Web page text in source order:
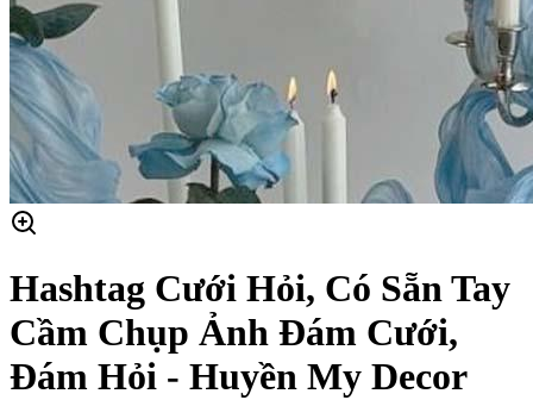
Hashtag Cưới Hỏi, Có Sẵn Tay
Cầm Chụp Ảnh Đám Cưới,
Đám Hỏi - Huyền My Decor